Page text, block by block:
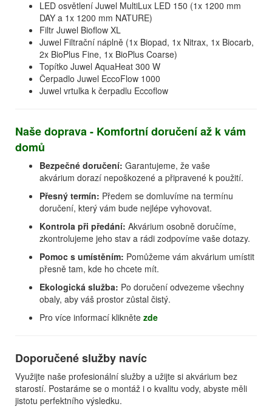
LED osvětlení Juwel MultiLux LED 150 (1x 1200 mm
DAY a 1x 1200 mm NATURE)
Filtr Juwel Bioflow XL
Juwel Filtrační náplně (1x Biopad, 1x Nitrax, 1x Biocarb,
2x BioPlus Fine, 1x BioPlus Coarse)
Topítko Juwel AquaHeat 300 W
Čerpadlo Juwel EccoFlow 1000
Juwel vrtulka k čerpadlu Eccoflow
Naše doprava - Komfortní doručení až k vám
domů
Bezpečné doručení: Garantujeme, že vaše
akvárium dorazí nepoškozené a připravené k použití.
Přesný termín: Předem se domluvíme na termínu
doručení, který vám bude nejlépe vyhovovat.
Kontrola při předání: Akvárium osobně doručíme,
zkontrolujeme jeho stav a rádi zodpovíme vaše dotazy.
Pomoc s umístěním: Pomůžeme vám akvárium umístit
přesně tam, kde ho chcete mít.
Ekologická služba: Po doručení odvezeme všechny
obaly, aby váš prostor zůstal čistý.
Pro více informací klikněte zde
Doporučené služby navíc
Využijte naše profesionální služby a užijte si akvárium bez
starostí. Postaráme se o montáž i o kvalitu vody, abyste měli
jistotu perfektního výsledku.